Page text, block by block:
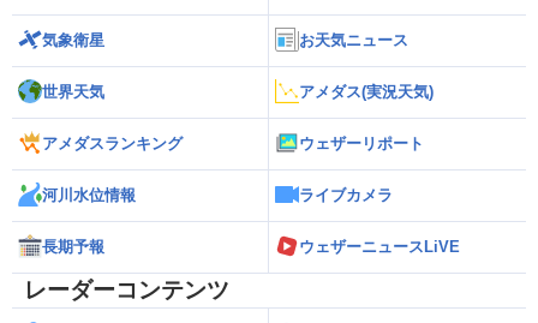
気象衛星 お天気ニュース
世界天気 アメダス(実況天気)
アメダスランキング ウェザーリポート
河川水位情報 ライブカメラ
長期予報 ウェザーニュースLiVE
レーダーコンテンツ